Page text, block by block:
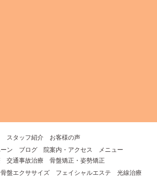
スタッフ紹介
お客様の声
ン
ブログ 院案内・アクセス
メニュー
交通事故治療
骨盤矯正・姿勢矯正
骨盤エクササイズ フェイシャルエステ
光線治療